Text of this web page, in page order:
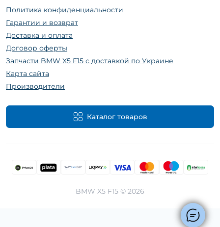
Политика конфиденциальности
Гарантии и возврат
Доставка и оплата
Договор оферты
Запчасти BMW X5 F15 с доставкой по Украине
Карта сайта
Производители
Каталог товаров
BMW X5 F15 © 2026